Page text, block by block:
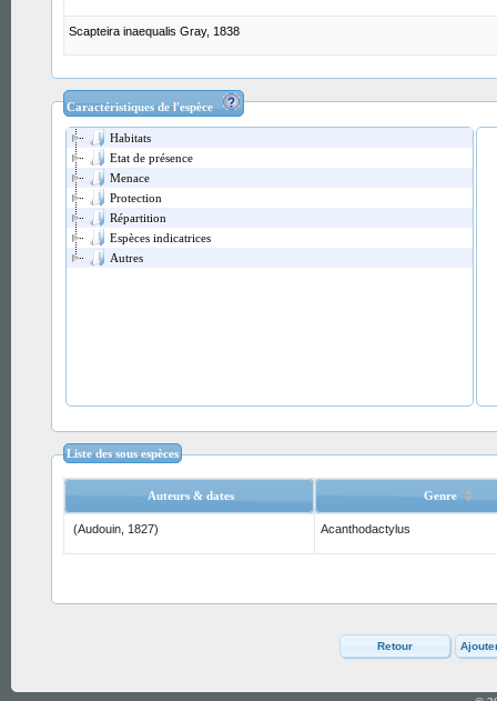
Scapteira inaequalis Gray, 1838
Caractéristiques de l'espèce
Habitats
Etat de présence
Menace
Protection
Répartition
Espèces indicatrices
Autres
Liste des sous espèces
Auteurs & dates Genre
(Audouin, 1827) Acanthodactylus